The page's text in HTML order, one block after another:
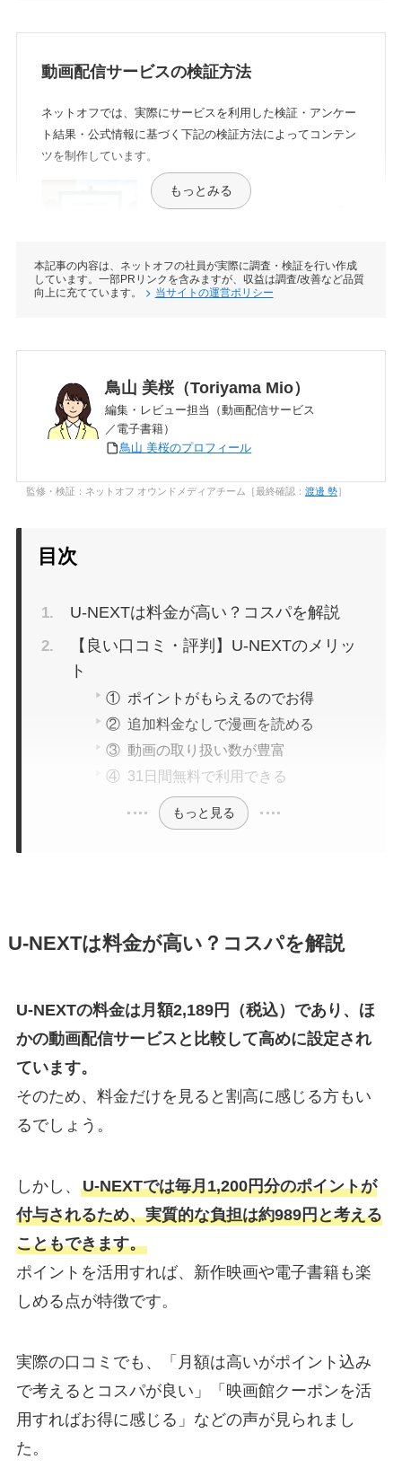
動画配信サービスの検証方法
ネットオフでは、実際にサービスを利用した検証・アンケー
ト結果・公式情報に基づく下記の検証方法によってコンテン
ツを制作しています。
料金
無料期間
アカウント共有
作品の充実度
サービスの使いやすさ
もっとみる
本記事の内容は、ネットオフの社員が実際に調査・検証を行い作成
しています。一部PRリンクを含みますが、収益は調査/改善など品質
向上に充てています。
当サイトの運営ポリシー
鳥山 美桜（Toriyama Mio）
編集・レビュー担当（動画配信サービス
／電子書籍）
鳥山 美桜のプロフィール
監修・検証：ネットオフ オウンドメディアチーム［最終確認： 渡邊 勢］
目次
U-NEXTは料金が高い？コスパを解説
【良い口コミ・評判】U-NEXTのメリッ
ト
① ポイントがもらえるのでお得
② 追加料金なしで漫画を読める
③ 動画の取り扱い数が豊富
④ 31日間無料で利用できる
もっと見る
U-NEXTは料金が高い？コスパを解説
U-NEXTの料金は月額2,189円（税込）であり、ほ
かの動画配信サービスと比較して高めに設定され
ています。
そのため、料金だけを見ると割高に感じる方もい
るでしょう。
しかし、 U-NEXTでは毎月1,200円分のポイントが
付与されるため、実質的な負担は約989円と考える
こともできます。
ポイントを活用すれば、新作映画や電子書籍も楽
しめる点が特徴です。
実際の口コミでも、「月額は高いがポイント込み
で考えるとコスパが良い」「映画館クーポンを活
用すればお得に感じる」などの声が見られまし
た。